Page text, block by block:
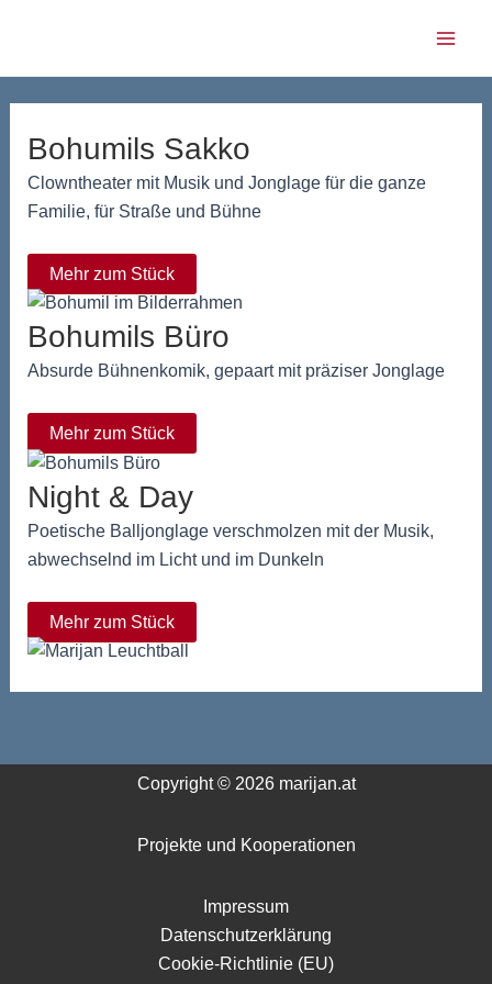
Bohumils Sakko
Clowntheater mit Musik und Jonglage für die ganze
Familie, für Straße und Bühne
Mehr zum Stück
Bohumils Büro
Absurde Bühnenkomik, gepaart mit präziser Jonglage
Mehr zum Stück
Night & Day
Poetische Balljonglage verschmolzen mit der Musik,
abwechselnd im Licht und im Dunkeln
Mehr zum Stück
Copyright © 2026 marijan.at
Projekte und Kooperationen
Impressum
Datenschutzerklärung
Cookie-Richtlinie (EU)